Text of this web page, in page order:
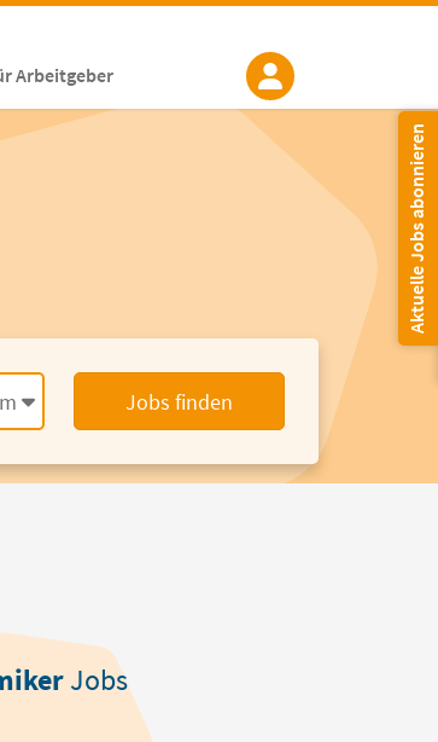
Arbeitgeber
Aktuelle Jobs abonnieren
Jobs finden
Jobs